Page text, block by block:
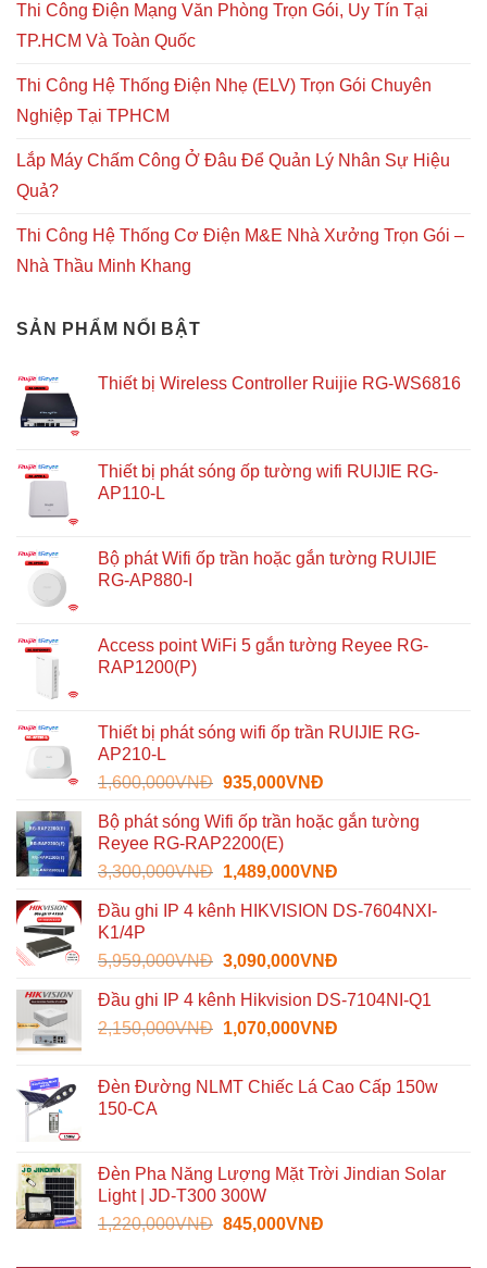
Thi Công Điện Mạng Văn Phòng Trọn Gói, Uy Tín Tại
TP.HCM Và Toàn Quốc
Thi Công Hệ Thống Điện Nhẹ (ELV) Trọn Gói Chuyên
Nghiệp Tại TPHCM
Lắp Máy Chấm Công Ở Đâu Để Quản Lý Nhân Sự Hiệu
Quả?
Thi Công Hệ Thống Cơ Điện M&E Nhà Xưởng Trọn Gói –
Nhà Thầu Minh Khang
SẢN PHẨM NỔI BẬT
Thiết bị Wireless Controller Ruijie RG-WS6816
Thiết bị phát sóng ốp tường wifi RUIJIE RG-
AP110-L
Bộ phát Wifi ốp trần hoặc gắn tường RUIJIE
RG-AP880-I
Access point WiFi 5 gắn tường Reyee RG-
RAP1200(P)
Thiết bị phát sóng wifi ốp trần RUIJIE RG-
AP210-L
1,600,000VNĐ Giá
là:
1,600,000VNĐ.
935,000VNĐGiá
tại
935,000VNĐ.
Bộ phát sóng Wifi ốp trần hoặc gắn tường
Reyee RG-RAP2200(E)
3,300,000VNĐ Giá
là:
1,489,000VNĐGiá
tại
1,489,000VNĐ.
Đầu ghi IP 4 kênh HIKVISION DS-7604NXI-
K1/4P
5,959,000VNĐ Giá
là:
5,959,000VNĐ.
3,090,000VNĐGiá
tại
là:
Đầu ghi IP 4 kênh Hikvision DS-7104NI-Q1
2,150,000VNĐ Giá
2,150,000VNĐ.
1,070,000VNĐGiá
là:
Đèn Đường NLMT Chiếc Lá Cao Cấp 150w
150-CA
Đèn Pha Năng Lượng Mặt Trời Jindian Solar
Light | JD-T300 300W
1,220,000VNĐ Giá
845,000VNĐGiá